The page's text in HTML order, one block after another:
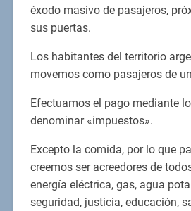
éxodo masivo de pasajeros,
sus puertas.
Los habitantes del territorio
movemos como pasajeros de
Efectuamos el pago mediante
denominar «impuestos».
Excepto la comida, por lo que
creemos ser acreedores de
energía eléctrica, gas, agua
seguridad, justicia, educación,